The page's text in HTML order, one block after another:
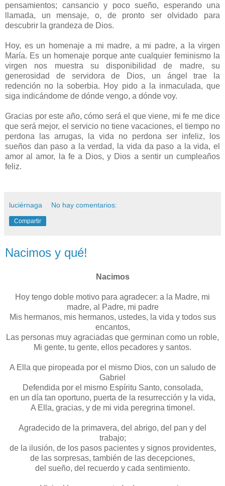
pensamientos; cansancio y poco sueño, esperando una
llamada, un mensaje, o, de pronto ser olvidado para
descubrir la grandeza de Dios.
Hoy, es un homenaje a mi madre, a mi padre, a la virgen
María. Es un homenaje porque ante cualquier feminismo la
virgen nos muestra su disponibilidad de madre, su
generosidad de servidora de Dios, un ángel trae la
redención no la soberbia. Hoy pido a la inmaculada, que
siga indicándome de dónde vengo, a dónde voy.
Gracias por este año, cómo será el que viene, mi fe me dice
que será mejor, el servicio no tiene vacaciones, el tiempo no
perdona las arrugas, la vida no perdona ser infeliz, los
sueños dan paso a la verdad, la vida da paso a la vida, el
amor al amor, la fe a Dios, y Dios a sentir un cumpleaños
feliz.
luciérnaga No hay comentarios:
Compartir
Nacimos y qué!
Nacimos
Hoy tengo doble motivo para agradecer: a la Madre, mi
madre, al Padre, mi padre
Mis hermanos, mis hermanos, ustedes, la vida y todos sus
encantos,
Las personas muy agraciadas que germinan como un roble,
Mi gente, tu gente, ellos pecadores y santos.
A Ella que piropeada por el mismo Dios, con un saludo de
Gabriel
Defendida por el mismo Espíritu Santo, consolada,
en un día tan oportuno, puerta de la resurrección y la vida,
A Ella, gracias, y de mi vida peregrina timonel.
Agradecido de la primavera, del abrigo, del pan y del
trabajo;
de la ilusión, de los pasos pacientes y signos providentes,
de las sorpresas, también de las decepciones,
del sueño, del recuerdo y cada sentimiento.